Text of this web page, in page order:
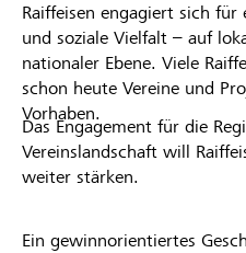
Raiffeisen engagiert sich
und soziale Vielfalt – auf
nationaler Ebene. Viele
schon heute Vereine und
Vorhaben.
Das Engagement für die
Vereinslandschaft will
weiter stärken.
Ein gewinnorientiertes